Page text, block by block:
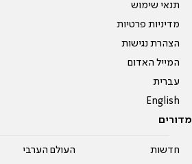
תנאי שימוש
מדיניות פרטיות
הצהרת נגישות
המייל האדום
עברית
English
מדורים
חדשות
העולם הערבי